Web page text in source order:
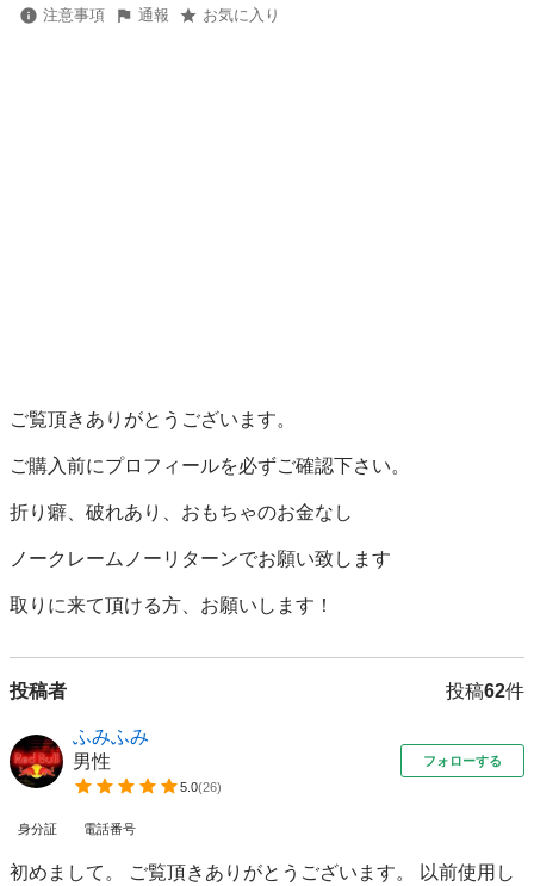
注意事項 通報 お気に入り
ご覧頂きありがとうございます。
ご購入前にプロフィールを必ずご確認下さい。
折り癖、破れあり、おもちゃのお金なし
ノークレームノーリターンでお願い致します
取りに来て頂ける方、お願いします！
投稿者 投稿62件
ふみふみ
男性
5.0(26)
フォローする
身分証 電話番号
初めまして。 ご覧頂きありがとうございます。 以前使用し